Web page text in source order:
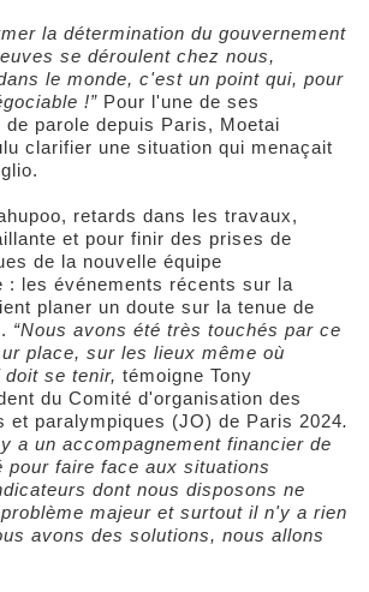
la détermination du gouvernement
se déroulent chez nous,
le monde, c'est un point qui, pour
!” Pour l'une de ses
parole depuis Paris, Moetai
clarifier une situation qui menaçait
retards dans les travaux,
et pour finir des prises de
de la nouvelle équipe
: les événements récents sur la
planer un doute sur la tenue de
“Nous avons été très touchés par ce
place, sur les lieux même où
se tenir, témoigne Tony
du Comité d'organisation des
et paralympiques (JO) de Paris 2024.
a un accompagnement financier de
pour faire face aux situations
dont nous disposons ne
majeur et surtout il n'y a rien
avons des solutions, nous allons